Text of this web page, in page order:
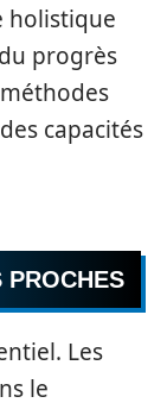
holistique
progrès
capacités
PROCHES
Les
le